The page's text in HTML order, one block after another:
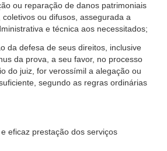
ou reparação de danos patrimoniais
ou difusos, assegurada a
e técnica aos necessitados;
da defesa de seus direitos, inclusive
da prova, a seu favor, no processo
do juiz, for verossímil a alegação ou
segundo as regras ordinárias
eficaz prestação dos serviços